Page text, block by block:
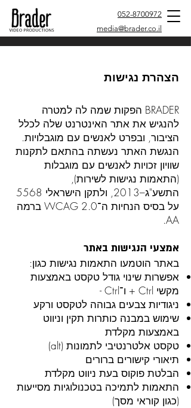
052-8700972
media@brader.co.il
הצהרת נגישות
​BRADER הפקות שמה לה למטרה
להנגיש את אתר האינטרנט שלה לכלל
הציבור, ובפרט לאנשים עם מוגבלויות.
הנגשת האתר נעשתה בהתאם לתקנות
שוויון זכויות לאנשים עם מוגבלות
(התאמות נגישות לשירות),
התשע"ג–2013, ולתקן הישראלי 5568
על בסיס הנחיות ה־WCAG 2.0 ברמה
AA.
אמצעי הנגישות באתר
באתר הוטמעו התאמות נגישות כגון:
אפשרות שינוי גודל טקסט באמצעות
מקשי Ctrl + ו־Ctrl -
ניגודיות צבעים גבוהה לטקסט ורקע
שימוש במבנה כותרות תקין וניווט
באמצעות מקלדת
טקסט אלטרנטיבי לתמונות (alt)
תיאורי קישורים ברורים
הבלטת פוקוס בעת ניווט מקלדת
התאמות לתמיכה בטכנולוגיות מסייעות
(כגון קוראי מסך)